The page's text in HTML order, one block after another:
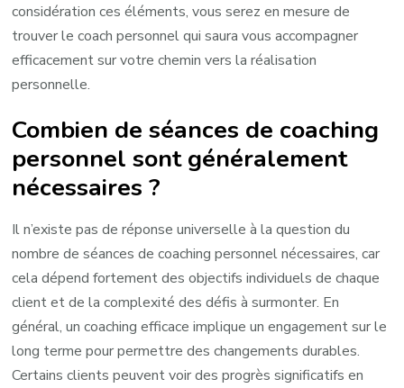
considération ces éléments, vous serez en mesure de
trouver le coach personnel qui saura vous accompagner
efficacement sur votre chemin vers la réalisation
personnelle.
Combien de séances de coaching
personnel sont généralement
nécessaires ?
Il n’existe pas de réponse universelle à la question du
nombre de séances de coaching personnel nécessaires, car
cela dépend fortement des objectifs individuels de chaque
client et de la complexité des défis à surmonter. En
général, un coaching efficace implique un engagement sur le
long terme pour permettre des changements durables.
Certains clients peuvent voir des progrès significatifs en